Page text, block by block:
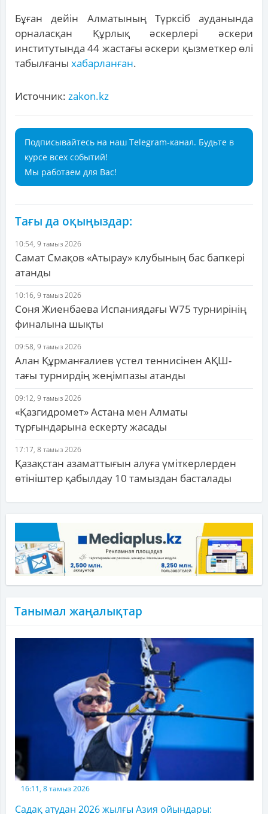
Бұған дейін Алматының Түрксіб ауданында
орналасқан Құрлық әскерлері әскери
институтында 44 жастағы әскери қызметкер өлі
табылғаны хабарланған.
Источник: zakon.kz
Подписывайтесь на наш Telegram-канал. Будьте в
курсе всех событий!
Мы работаем для Вас!
Тағы да оқыңыздар:
10:54, 9 тамыз 2026
Самат Смақов «Атырау» клубының бас бапкері
атанды
10:16, 9 тамыз 2026
Соня Жиенбаева Испаниядағы W75 турнирінің
финалына шықты
09:58, 9 тамыз 2026
Алан Құрманғалиев үстел теннисінен АҚШ-
тағы турнирдің жеңімпазы атанды
09:12, 9 тамыз 2026
«Қазгидромет» Астана мен Алматы
тұрғындарына ескерту жасады
17:17, 8 тамыз 2026
Қазақстан азаматтығын алуға үміткерлерден
өтініштер қабылдау 10 тамыздан басталады
Танымал жаңалықтар
16:11, 8 тамыз 2026
Садақ атудан 2026 жылғы Азия ойындары: